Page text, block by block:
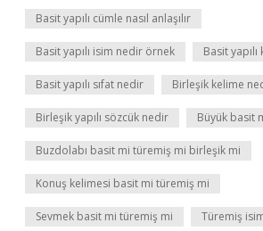
Basit yapılı cümle nasıl anlaşılır
Basit yapılı isim nedir örnek Basit
Basit yapılı sıfat nedir Birleşik kelime
Birleşik yapılı sözcük nedir Büyük basit
Buzdolabı basit mi türemiş mi birleşik mi
Konuş kelimesi basit mi türemiş mi
Sevmek basit mi türemiş mi Türemiş